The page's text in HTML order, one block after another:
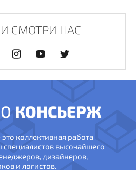
СМОТРИ НАС
КОНСЬЕРЖ
коллективная работа
высочайшего
дизайнеров,
и логистов.